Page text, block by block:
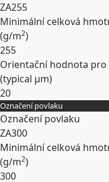
ZA255
Minimální celková
(g/m2)
255
Orientační hodnota
(typical µm)
20
Rozbalit
Označení povlaku
Označení povlaku
ZA300
Minimální celková
(g/m2)
300